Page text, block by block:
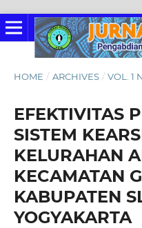
HOME / ARCHIVES / VOL. 1
EFEKTIVITAS
SISTEM
KELURAHAN
KECAMATAN
KABUPATEN
YOGYAKARTA